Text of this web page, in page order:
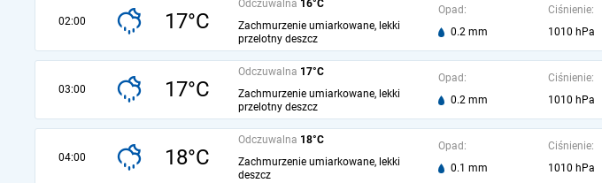
02:00 17°C
Odczuwalna 16°C
Zachmurzenie umiarkowane, lekki
przelotny deszcz
Opad:
0.2 mm
Ciśnienie:
1010 hPa
03:00 17°C
Odczuwalna 17°C
Zachmurzenie umiarkowane, lekki
przelotny deszcz
Opad:
0.2 mm
Ciśnienie:
1010 hPa
04:00 18°C
Odczuwalna 18°C
Zachmurzenie umiarkowane, lekki
deszcz
Opad:
0.1 mm
Ciśnienie:
1010 hPa